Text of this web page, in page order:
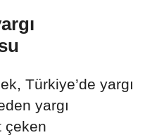
Türkiye’de yargı
yargı
çeken